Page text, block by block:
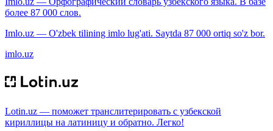
более 87 000 слов.
Imlo.uz — O'zbek tilining imlo lug'ati. Saytda 87 000 ortiq so'z bor.
imlo.uz
Lotin.uz — поможет транслитерировать с узбекской
кириллицы на латиницу и обратно. Легко!